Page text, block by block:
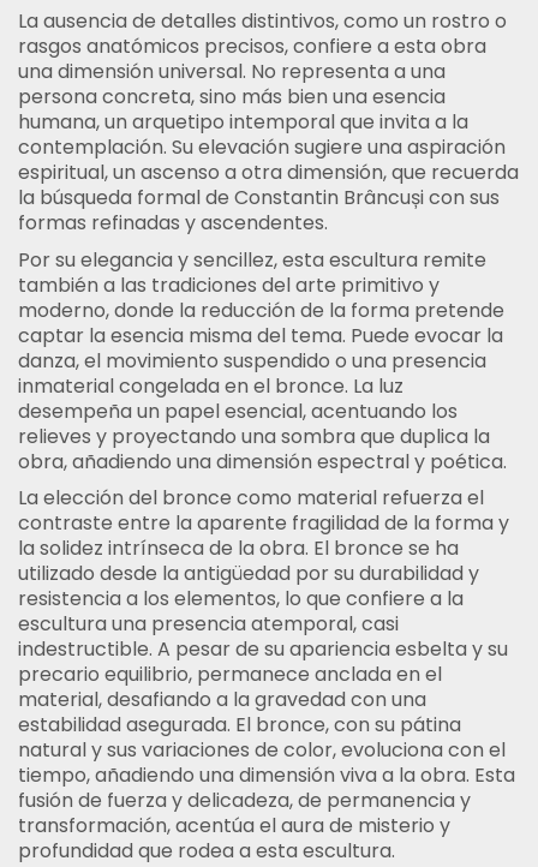
La ausencia de detalles distintivos, como un rostro o
rasgos anatómicos precisos, confiere a esta obra
una dimensión universal. No representa a una
persona concreta, sino más bien una esencia
humana, un arquetipo intemporal que invita a la
contemplación. Su elevación sugiere una aspiración
espiritual, un ascenso a otra dimensión, que recuerda
la búsqueda formal de Constantin Brâncuși con sus
formas refinadas y ascendentes.
Por su elegancia y sencillez, esta escultura remite
también a las tradiciones del arte primitivo y
moderno, donde la reducción de la forma pretende
captar la esencia misma del tema. Puede evocar la
danza, el movimiento suspendido o una presencia
inmaterial congelada en el bronce. La luz
desempeña un papel esencial, acentuando los
relieves y proyectando una sombra que duplica la
obra, añadiendo una dimensión espectral y poética.
La elección del bronce como material refuerza el
contraste entre la aparente fragilidad de la forma y
la solidez intrínseca de la obra. El bronce se ha
utilizado desde la antigüedad por su durabilidad y
resistencia a los elementos, lo que confiere a la
escultura una presencia atemporal, casi
indestructible. A pesar de su apariencia esbelta y su
precario equilibrio, permanece anclada en el
material, desafiando a la gravedad con una
estabilidad asegurada. El bronce, con su pátina
natural y sus variaciones de color, evoluciona con el
tiempo, añadiendo una dimensión viva a la obra. Esta
fusión de fuerza y delicadeza, de permanencia y
transformación, acentúa el aura de misterio y
profundidad que rodea a esta escultura.